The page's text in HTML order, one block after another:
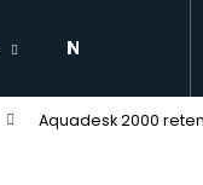
NAŠE
Aquadesk 2000